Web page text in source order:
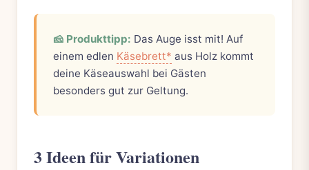
🧀 Produkttipp: Das Auge isst mit! Auf
einem edlen Käsebrett* aus Holz kommt
deine Käseauswahl bei Gästen
besonders gut zur Geltung.
3 Ideen für Variationen